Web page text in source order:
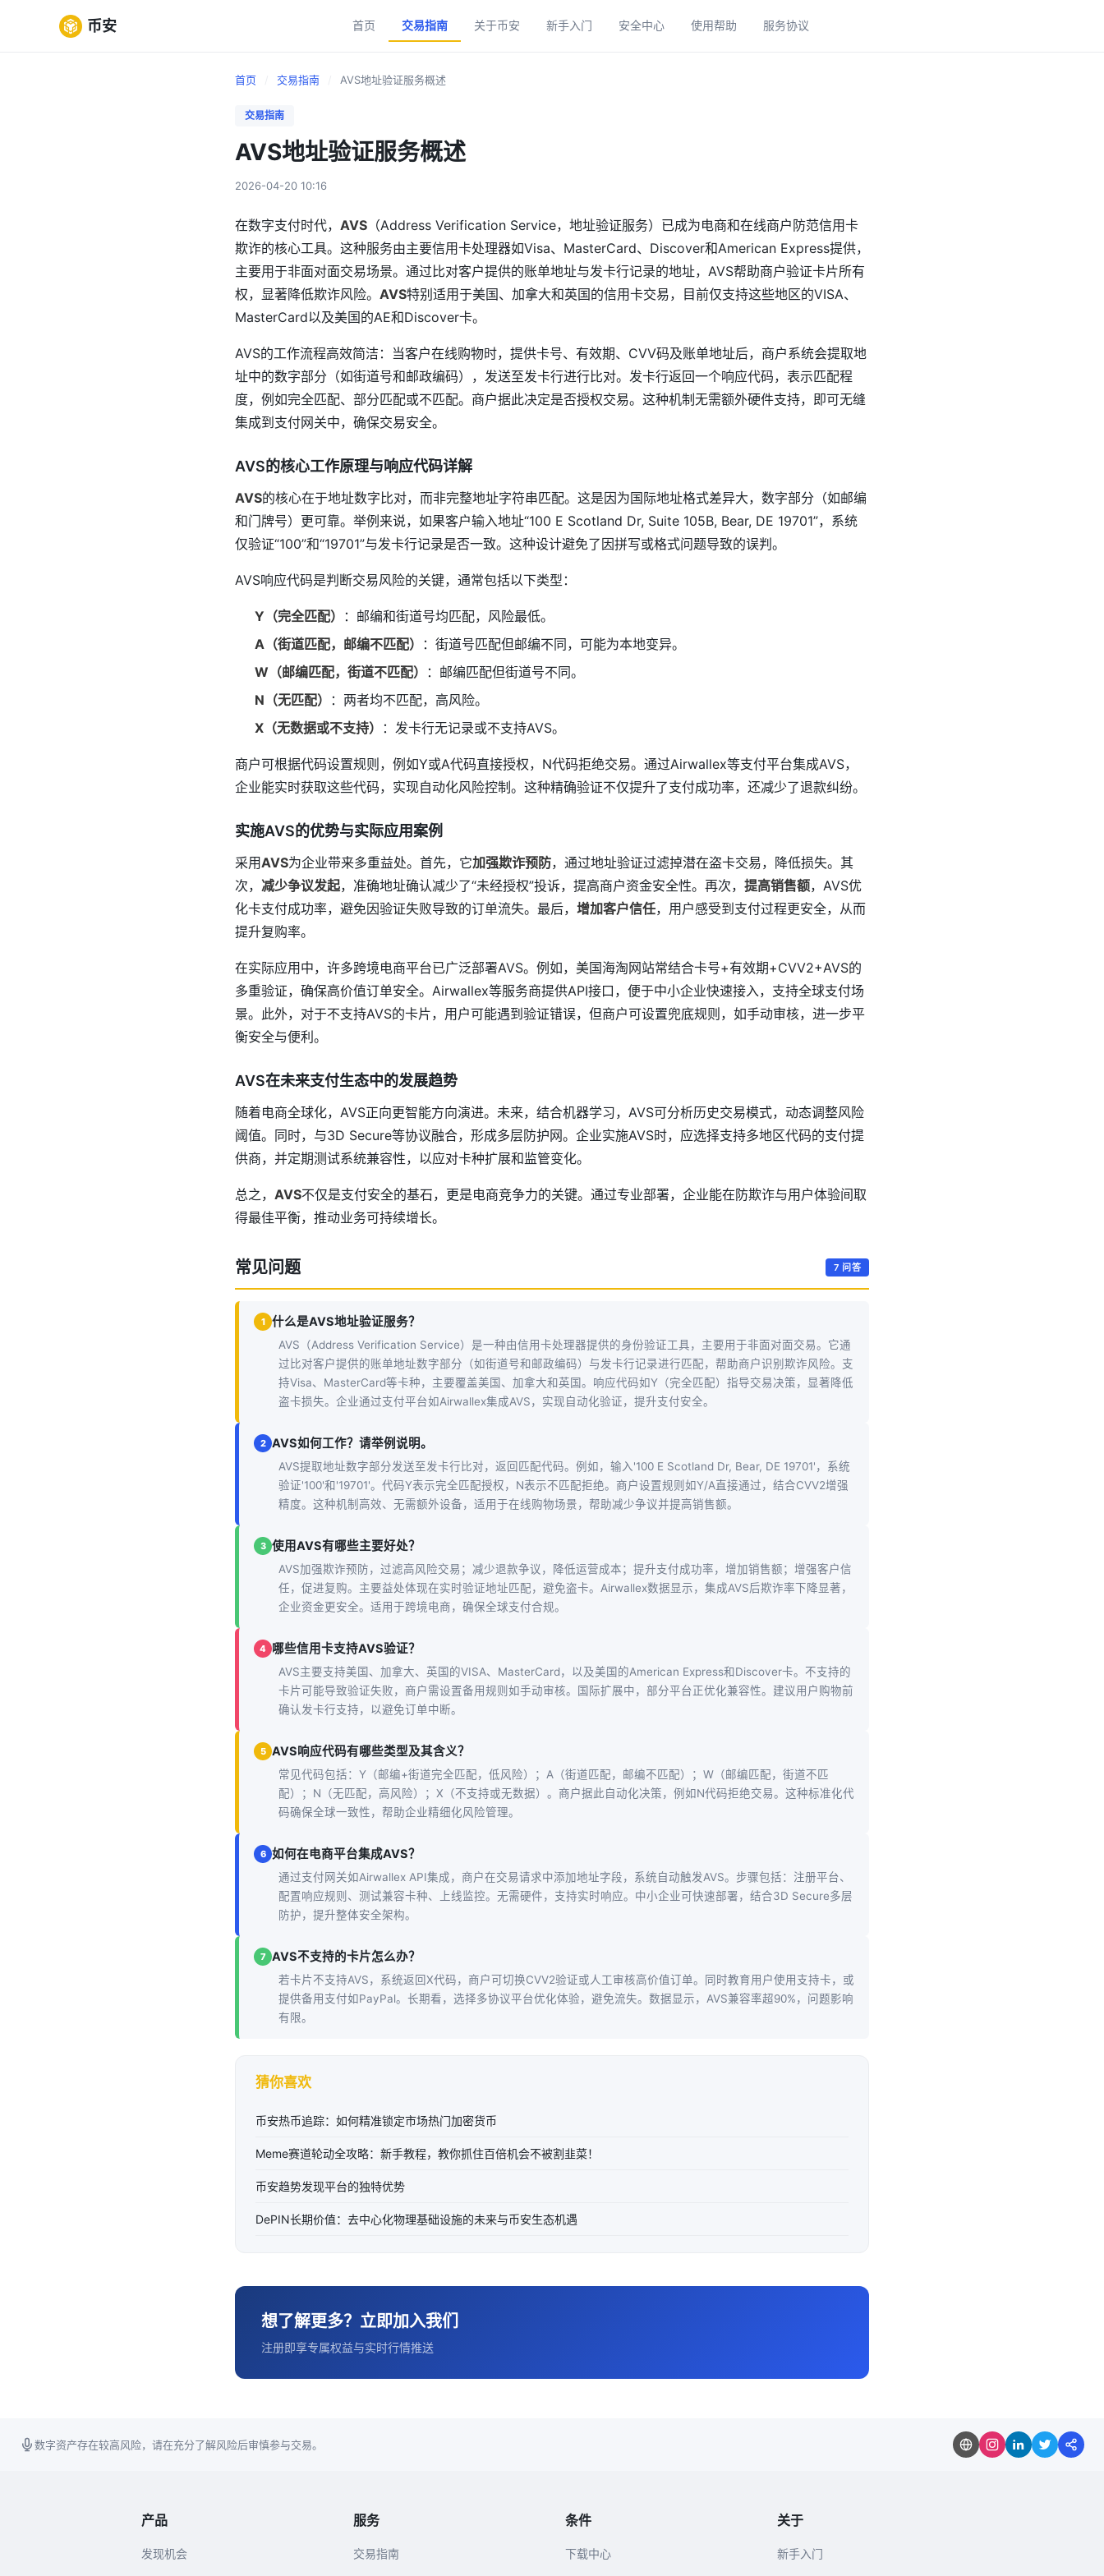
币安 首页 交易指南 关于币安 新手入门 安全中心 使用帮助 服务协议
首页 交易指南 AVS地址验证服务概述
交易指南
AVS地址验证服务概述
2026-04-20 10:16
在数字支付时代， AVS （Address Verification Service，地址验证服务）已成为电商和在线商户防范信用卡
欺诈的核心工具。这种服务由主要信用卡处理器如Visa、MasterCard、Discover和American Express提供，
主要用于非面对面交易场景。通过比对客户提供的账单地址与发卡行记录的地址，AVS帮助商户验证卡片所有
权，显著降低欺诈风险。 AVS特别适用于美国、加拿大和英国的信用卡交易，目前仅支持这些地区的VISA、
MasterCard以及美国的AE和Discover卡。
AVS的工作流程高效简洁：当客户在线购物时，提供卡号、有效期、CVV码及账单地址后，商户系统会提取地
址中的数字部分（如街道号和邮政编码），发送至发卡行进行比对。发卡行返回一个响应代码，表示匹配程
度，例如完全匹配、部分匹配或不匹配。商户据此决定是否授权交易。这种机制无需额外硬件支持，即可无缝
集成到支付网关中，确保交易安全。
AVS的核心工作原理与响应代码详解
AVS的核心在于地址数字比对，而非完整地址字符串匹配。这是因为国际地址格式差异大，数字部分（如邮编
和门牌号）更可靠。举例来说，如果客户输入地址“100 E Scotland Dr, Suite 105B, Bear, DE 19701”，系统
仅验证“100”和“19701”与发卡行记录是否一致。这种设计避免了因拼写或格式问题导致的误判。
AVS响应代码是判断交易风险的关键，通常包括以下类型：
Y（完全匹配）
：邮编和街道号均匹配，风险最低。
A（街道匹配，邮编不匹配）
：街道号匹配但邮编不同，可能为本地变异。
W（邮编匹配，街道不匹配）
：邮编匹配但街道号不同。
N（无匹配）
：两者均不匹配，高风险。
X（无数据或不支持）
：发卡行无记录或不支持AVS。
商户可根据代码设置规则，例如Y或A代码直接授权，N代码拒绝交易。通过Airwallex等支付平台集成AVS，
企业能实时获取这些代码，实现自动化风险控制。这种精确验证不仅提升了支付成功率，还减少了退款纠纷。
实施AVS的优势与实际应用案例
采用AVS为企业带来多重益处。首先，它加强欺诈预防，通过地址验证过滤掉潜在盗卡交易，降低损失。其
次， 减少争议发起，准确地址确认减少了“未经授权”投诉，提高商户资金安全性。再次， 提高销售额，AVS优
化卡支付成功率，避免因验证失败导致的订单流失。最后， 增加客户信任，用户感受到支付过程更安全，从而
提升复购率。
在实际应用中，许多跨境电商平台已广泛部署AVS。例如，美国海淘网站常结合卡号+有效期+CVV2+AVS的
多重验证，确保高价值订单安全。Airwallex等服务商提供API接口，便于中小企业快速接入，支持全球支付场
景。此外，对于不支持AVS的卡片，用户可能遇到验证错误，但商户可设置兜底规则，如手动审核，进一步平
衡安全与便利。
AVS在未来支付生态中的发展趋势
随着电商全球化，AVS正向更智能方向演进。未来，结合机器学习，AVS可分析历史交易模式，动态调整风险
阈值。同时，与3D Secure等协议融合，形成多层防护网。企业实施AVS时，应选择支持多地区代码的支付提
供商，并定期测试系统兼容性，以应对卡种扩展和监管变化。
总之， AVS不仅是支付安全的基石，更是电商竞争力的关键。通过专业部署，企业能在防欺诈与用户体验间取
得最佳平衡，推动业务可持续增长。
常见问题 7 问答
1 什么是AVS地址验证服务？
AVS（Address Verification Service）是一种由信用卡处理器提供的身份验证工具，主要用于非面对面交易。它通
过比对客户提供的账单地址数字部分（如街道号和邮政编码）与发卡行记录进行匹配，帮助商户识别欺诈风险。支
持Visa、MasterCard等卡种，主要覆盖美国、加拿大和英国。响应代码如Y（完全匹配）指导交易决策，显著降低
盗卡损失。企业通过支付平台如Airwallex集成AVS，实现自动化验证，提升支付安全。
2 AVS如何工作？请举例说明。
AVS提取地址数字部分发送至发卡行比对，返回匹配代码。例如，输入'100 E Scotland Dr, Bear, DE 19701'，系统
验证'100'和'19701'。代码Y表示完全匹配授权，N表示不匹配拒绝。商户设置规则如Y/A直接通过，结合CVV2增强
精度。这种机制高效、无需额外设备，适用于在线购物场景，帮助减少争议并提高销售额。
3 使用AVS有哪些主要好处？
AVS加强欺诈预防，过滤高风险交易；减少退款争议，降低运营成本；提升支付成功率，增加销售额；增强客户信
任，促进复购。主要益处体现在实时验证地址匹配，避免盗卡。Airwallex数据显示，集成AVS后欺诈率下降显著，
企业资金更安全。适用于跨境电商，确保全球支付合规。
4 哪些信用卡支持AVS验证？
AVS主要支持美国、加拿大、英国的VISA、MasterCard，以及美国的American Express和Discover卡。不支持的
卡片可能导致验证失败，商户需设置备用规则如手动审核。国际扩展中，部分平台正优化兼容性。建议用户购物前
确认发卡行支持，以避免订单中断。
5 AVS响应代码有哪些类型及其含义？
常见代码包括：Y（邮编+街道完全匹配，低风险）；A（街道匹配，邮编不匹配）；W（邮编匹配，街道不匹
配）；N（无匹配，高风险）；X（不支持或无数据）。商户据此自动化决策，例如N代码拒绝交易。这种标准化代
码确保全球一致性，帮助企业精细化风险管理。
6 如何在电商平台集成AVS？
通过支付网关如Airwallex API集成，商户在交易请求中添加地址字段，系统自动触发AVS。步骤包括：注册平台、
配置响应规则、测试兼容卡种、上线监控。无需硬件，支持实时响应。中小企业可快速部署，结合3D Secure多层
防护，提升整体安全架构。
7 AVS不支持的卡片怎么办？
若卡片不支持AVS，系统返回X代码，商户可切换CVV2验证或人工审核高价值订单。同时教育用户使用支持卡，或
提供备用支付如PayPal。长期看，选择多协议平台优化体验，避免流失。数据显示，AVS兼容率超90%，问题影响
有限。
猜你喜欢
币安热币追踪：如何精准锁定市场热门加密货币
Meme赛道轮动全攻略：新手教程，教你抓住百倍机会不被割韭菜！
币安趋势发现平台的独特优势
DePIN长期价值：去中心化物理基础设施的未来与币安生态机遇
想了解更多？立即加入我们
注册即享专属权益与实时行情推送
数字资产存在较高风险，请在充分了解风险后审慎参与交易。
产品
发现机会
服务
交易指南
条件
下载中心
关于
新手入门